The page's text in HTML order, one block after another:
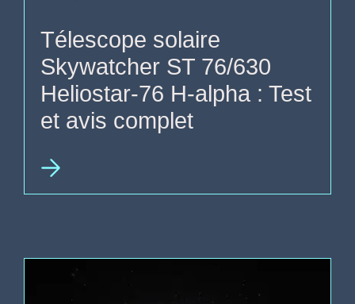
Télescope solaire
Skywatcher ST 76/630
Heliostar-76 H-alpha : Test
et avis complet